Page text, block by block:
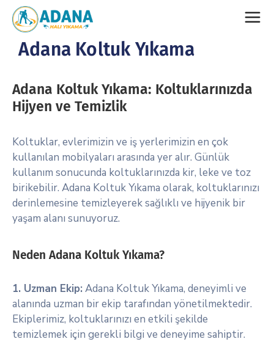
Adana Koltuk Yıkama
Adana Koltuk Yıkama: Koltuklarınızda
Hijyen ve Temizlik
Koltuklar, evlerimizin ve iş yerlerimizin en çok
kullanılan mobilyaları arasında yer alır. Günlük
kullanım sonucunda koltuklarınızda kir, leke ve toz
birikebilir. Adana Koltuk Yıkama olarak, koltuklarınızı
derinlemesine temizleyerek sağlıklı ve hijyenik bir
yaşam alanı sunuyoruz.
Neden Adana Koltuk Yıkama?
1. Uzman Ekip: Adana Koltuk Yıkama, deneyimli ve
alanında uzman bir ekip tarafından yönetilmektedir.
Ekiplerimiz, koltuklarınızı en etkili şekilde
temizlemek için gerekli bilgi ve deneyime sahiptir.